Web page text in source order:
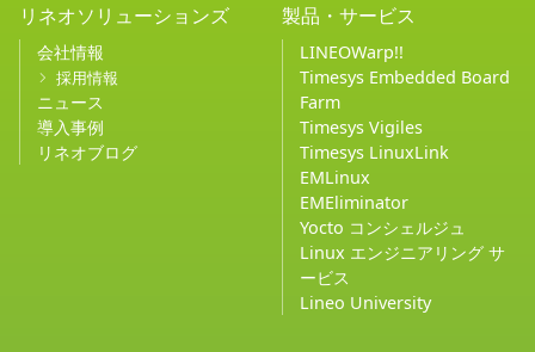
リネオソリューションズ
会社情報
採用情報
ニュース
導入事例
リネオブログ
製品・サービス
LINEOWarp!!
Timesys Embedded Board
Farm
Timesys Vigiles
Timesys LinuxLink
EMLinux
EMEliminator
Yocto コンシェルジュ
Linux エンジニアリング サ
ービス
Lineo University